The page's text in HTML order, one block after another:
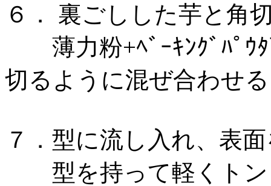
６． 裏ごしした芋と角
薄力粉+ﾍﾞｰｷﾝｸﾞﾊﾟｳﾀ
切るように混ぜ合わ
７．型に流し入れ、表
型を持って軽くトン